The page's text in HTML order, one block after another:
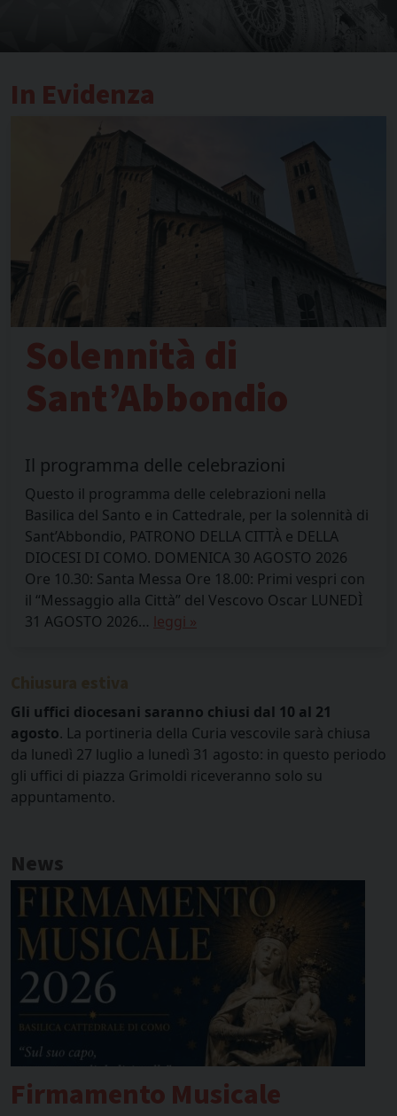
In Evidenza
Solennità di
Sant’Abbondio
Il programma delle celebrazioni
Questo il programma delle celebrazioni nella
Basilica del Santo e in Cattedrale, per la solennità di
Sant’Abbondio, PATRONO DELLA CITTÀ e DELLA
DIOCESI DI COMO. DOMENICA 30 AGOSTO 2026
Ore 10.30: Santa Messa Ore 18.00: Primi vespri con
il “Messaggio alla Città” del Vescovo Oscar LUNEDÌ
31 AGOSTO 2026… leggi »
Gli uffici diocesani saranno chiusi dal 10 al 21
agosto. La portineria della Curia vescovile sarà chiusa
da lunedì 27 luglio a lunedì 31 agosto: in questo periodo
gli uffici di piazza Grimoldi riceveranno solo su
appuntamento.
News
Firmamento Musicale